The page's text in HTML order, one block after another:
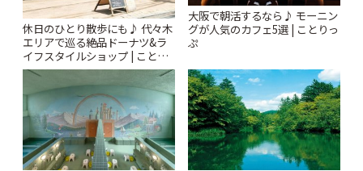
休日のひとり散歩にも♪ 代々木
エリアで巡る絶品ドーナツ&ラ
イフスタイルショップ | ことり
っぷ
大阪で朝活するなら♪ モーニン
グが人気のカフェ5選 | ことりっ
ぷ